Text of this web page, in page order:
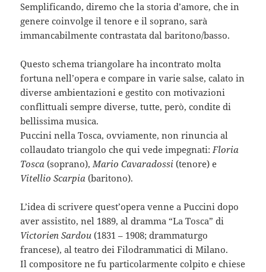
Semplificando, diremo che la storia d’amore, che in
genere coinvolge il tenore e il soprano, sarà
immancabilmente contrastata dal baritono/basso.
Questo schema triangolare ha incontrato molta
fortuna nell’opera e compare in varie salse, calato in
diverse ambientazioni e gestito con motivazioni
conflittuali sempre diverse, tutte, però, condite di
bellissima musica.
Puccini nella Tosca, ovviamente, non rinuncia al
collaudato triangolo che qui vede impegnati:Floria
Tosca (soprano),Mario Cavaradossi(tenore) e
Vitellio Scarpia (baritono).
L’idea di scrivere quest’opera venne a Puccini dopo
aver assistito, nel 1889, al dramma “La Tosca” di
Victorien Sardou (1831 – 1908; drammaturgo
francese), al teatro dei Filodrammatici di Milano.
Il compositore ne fu particolarmente colpito e chiese